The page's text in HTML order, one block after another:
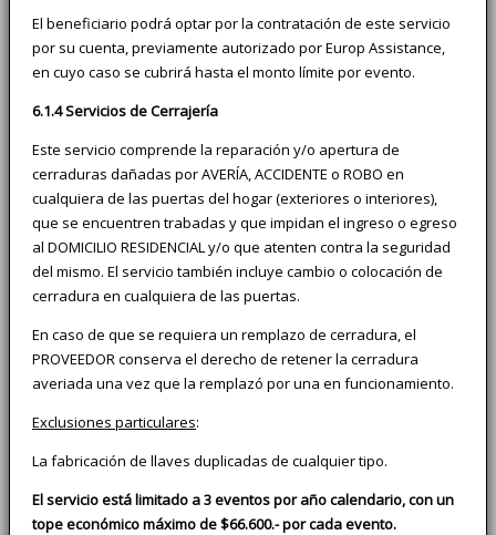
El beneficiario podrá optar por la contratación de este servicio
por su cuenta, previamente autorizado por Europ Assistance,
en cuyo caso se cubrirá hasta el monto límite por evento.
6.1.4 Servicios de Cerrajería
Este servicio comprende la reparación y/o apertura de
cerraduras dañadas por AVERÍA, ACCIDENTE o ROBO en
cualquiera de las puertas del hogar (exteriores o interiores),
que se encuentren trabadas y que impidan el ingreso o egreso
al DOMICILIO RESIDENCIAL y/o que atenten contra la seguridad
del mismo. El servicio también incluye cambio o colocación de
cerradura en cualquiera de las puertas.
En caso de que se requiera un remplazo de cerradura, el
PROVEEDOR conserva el derecho de retener la cerradura
averiada una vez que la remplazó por una en funcionamiento.
Exclusiones particulares:
La fabricación de llaves duplicadas de cualquier tipo.
El servicio está limitado a 3 eventos por año calendario, con un
tope económico máximo de $66.600.- por cada evento.